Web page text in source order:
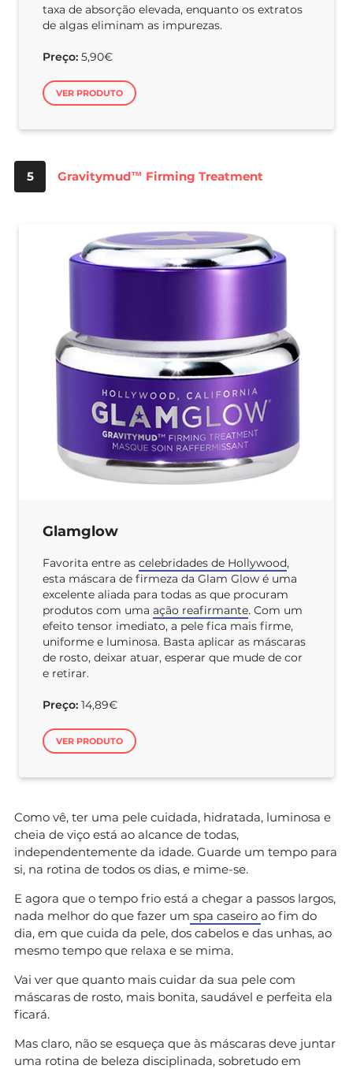
taxa de absorção elevada, enquanto os extratos
de algas eliminam as impurezas.
Preço: 5,90€
VER PRODUTO
5 Gravitymud™ Firming Treatment
Glamglow
Favorita entre as celebridades de Hollywood,
esta máscara de firmeza da Glam Glow é uma
excelente aliada para todas as que procuram
produtos com uma ação reafirmante. Com um
efeito tensor imediato, a pele fica mais firme,
uniforme e luminosa. Basta aplicar as máscaras
de rosto, deixar atuar, esperar que mude de cor
e retirar.
Preço: 14,89€
VER PRODUTO
Como vê, ter uma pele cuidada, hidratada, luminosa e
cheia de viço está ao alcance de todas,
independentemente da idade. Guarde um tempo para
si, na rotina de todos os dias, e mime-se.
E agora que o tempo frio está a chegar a passos largos,
nada melhor do que fazer um spa caseiro ao fim do
dia, em que cuida da pele, dos cabelos e das unhas, ao
mesmo tempo que relaxa e se mima.
Vai ver que quanto mais cuidar da sua pele com
máscaras de rosto, mais bonita, saudável e perfeita ela
ficará.
Mas claro, não se esqueça que às máscaras deve juntar
uma rotina de beleza disciplinada, sobretudo em